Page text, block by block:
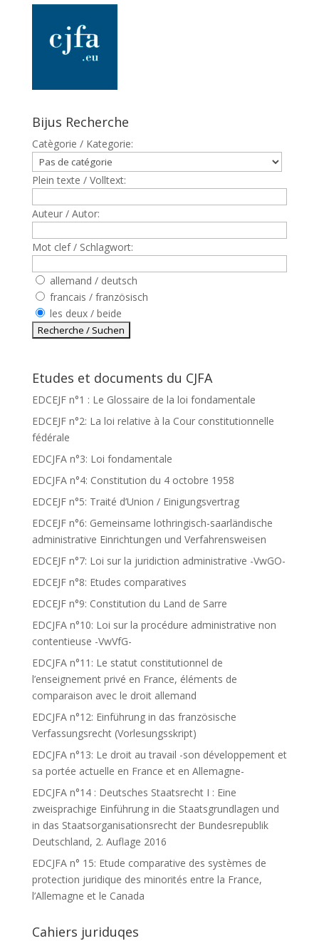
Bijus Recherche
Catègorie / Kategorie:
Plein texte / Volltext:
Auteur / Autor:
Mot clef / Schlagwort:
allemand / deutsch
francais / französisch
les deux / beide
Etudes et documents du CJFA
EDCEJF n°1 : Le Glossaire de la loi fondamentale
EDCEJF n°2: La loi relative à la Cour constitutionnelle
fédérale
EDCJFA n°3: Loi fondamentale
EDCJFA n°4: Constitution du 4 octobre 1958
EDCEJF n°5: Traité d’Union / Einigungsvertrag
EDCEJF n°6: Gemeinsame lothringisch-saarländische
administrative Einrichtungen und Verfahrensweisen
EDCEJF n°7: Loi sur la juridiction administrative -VwGO-
EDCEJF n°8: Etudes comparatives
EDCEJF n°9: Constitution du Land de Sarre
EDCJFA n°10: Loi sur la procédure administrative non
contentieuse -VwVfG-
EDCJFA n°11: Le statut constitutionnel de
l’enseignement privé en France, éléments de
comparaison avec le droit allemand
EDCJFA n°12: Einführung in das französische
Verfassungsrecht (Vorlesungsskript)
EDCJFA n°13: Le droit au travail -son développement et
sa portée actuelle en France et en Allemagne-
EDCJFA n°14 : Deutsches Staatsrecht I : Eine
zweisprachige Einführung in die Staatsgrundlagen und
in das Staatsorganisationsrecht der Bundesrepublik
Deutschland, 2. Auflage 2016
EDCJFA n° 15: Etude comparative des systèmes de
protection juridique des minorités entre la France,
l’Allemagne et le Canada
Cahiers juriduqes